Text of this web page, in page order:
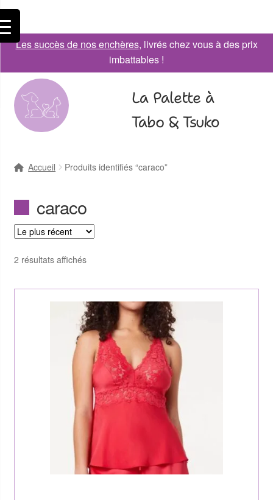
Les succès de nos enchères, livrés chez vous à des prix
imbattables !
La Palette à
Tabo & Tsuko
Accueil Produits identifiés “caraco”
caraco
2 résultats affichés